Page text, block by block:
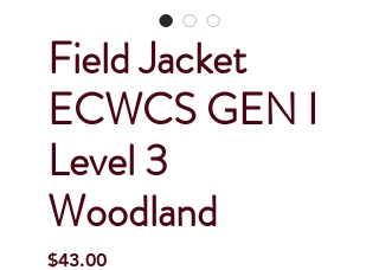
Field Jacket
ECWCS GEN I
Level 3
Woodland
$43.00Price